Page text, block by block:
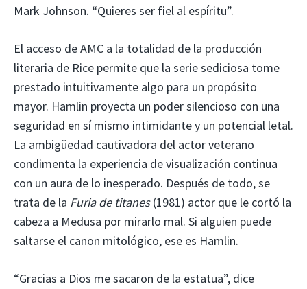
Mark Johnson. “Quieres ser fiel al espíritu”.
El acceso de AMC a la totalidad de la producción
literaria de Rice permite que la serie sediciosa tome
prestado intuitivamente algo para un propósito
mayor. Hamlin proyecta un poder silencioso con una
seguridad en sí mismo intimidante y un potencial letal.
La ambigüedad cautivadora del actor veterano
condimenta la experiencia de visualización continua
con un aura de lo inesperado. Después de todo, se
trata de la Furia de titanes(1981) actor que le cortó la
cabeza a Medusa por mirarlo mal. Si alguien puede
saltarse el canon mitológico, ese es Hamlin.
“Gracias a Dios me sacaron de la estatua”, dice